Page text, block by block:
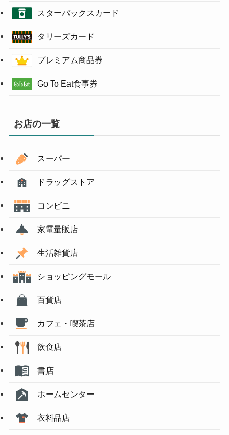
スターバックスカード
タリーズカード
プレミアム商品券
Go To Eat食事券
お店の一覧
スーパー
ドラッグストア
コンビニ
家電量販店
生活雑貨店
ショッピングモール
百貨店
カフェ・喫茶店
飲食店
書店
ホームセンター
衣料品店